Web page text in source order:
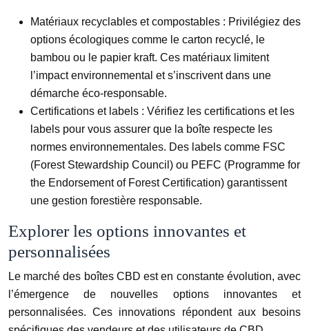
Matériaux recyclables et compostables : Privilégiez des
options écologiques comme le carton recyclé, le
bambou ou le papier kraft. Ces matériaux limitent
l’impact environnemental et s’inscrivent dans une
démarche éco-responsable.
Certifications et labels : Vérifiez les certifications et les
labels pour vous assurer que la boîte respecte les
normes environnementales. Des labels comme FSC
(Forest Stewardship Council) ou PEFC (Programme for
the Endorsement of Forest Certification) garantissent
une gestion forestière responsable.
Explorer les options innovantes et
personnalisées
Le marché des boîtes CBD est en constante évolution, avec
l’émergence de nouvelles options innovantes et
personnalisées. Ces innovations répondent aux besoins